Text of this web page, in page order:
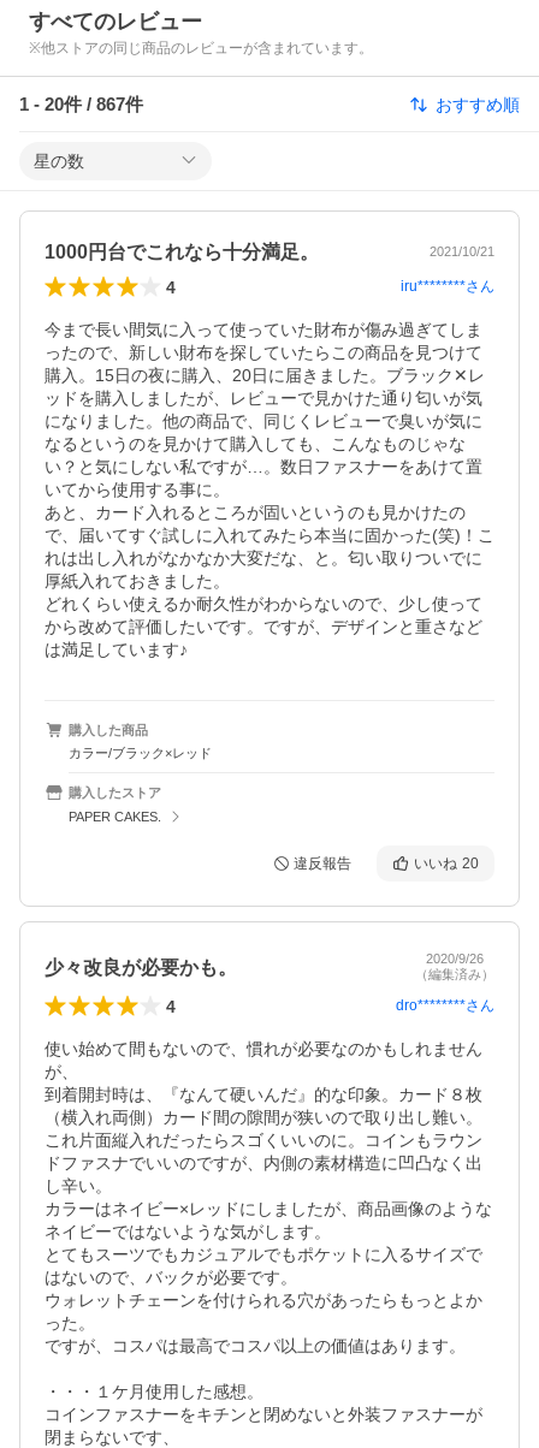
すべてのレビュー
※他ストアの同じ商品のレビューが含まれています。
1 - 20件 / 867件 おすすめ順
星の数
1000円台でこれなら十分満足。 2021/10/21
4 iru********さん
今まで長い間気に入って使っていた財布が傷み過ぎてしま
ったので、新しい財布を探していたらこの商品を見つけて
購入。15日の夜に購入、20日に届きました。ブラック✕レ
ッドを購入しましたが、レビューで見かけた通り匂いが気
になりました。他の商品で、同じくレビューで臭いが気に
なるというのを見かけて購入しても、こんなものじゃな
い？と気にしない私ですが…。数日ファスナーをあけて置
いてから使用する事に。
あと、カード入れるところが固いというのも見かけたの
で、届いてすぐ試しに入れてみたら本当に固かった(笑)！こ
れは出し入れがなかなか大変だな、と。匂い取りついでに
厚紙入れておきました。
どれくらい使えるか耐久性がわからないので、少し使って
から改めて評価したいです。ですが、デザインと重さなど
は満足しています♪
購入した商品
カラー/ブラック×レッド
購入したストア
PAPER CAKES.
違反報告 いいね 20
少々改良が必要かも。
2020/9/26
（編集済み）
4 dro********さん
使い始めて間もないので、慣れが必要なのかもしれません
が、
到着開封時は、『なんて硬いんだ』的な印象。カード８枚
（横入れ両側）カード間の隙間が狭いので取り出し難い。
これ片面縦入れだったらスゴくいいのに。コインもラウン
ドファスナでいいのですが、内側の素材構造に凹凸なく出
し辛い。
カラーはネイビー×レッドにしましたが、商品画像のような
ネイビーではないような気がします。
とてもスーツでもカジュアルでもポケットに入るサイズで
はないので、バックが必要です。
ウォレットチェーンを付けられる穴があったらもっとよか
った。
ですが、コスパは最高でコスパ以上の価値はあります。
・・・１ケ月使用した感想。
コインファスナーをキチンと閉めないと外装ファスナーが
閉まらないです、